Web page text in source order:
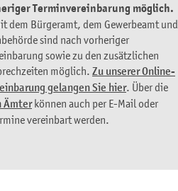
Terminvereinbarung möglich.
dem Bürgeramt, dem Gewerbeamt und
sind nach vorheriger
sowie zu den zusätzlichen
möglich. Zu unserer Online-
gelangen Sie hier. Über die
Ämterkönnen auch per E-Mail oder
vereinbart werden.